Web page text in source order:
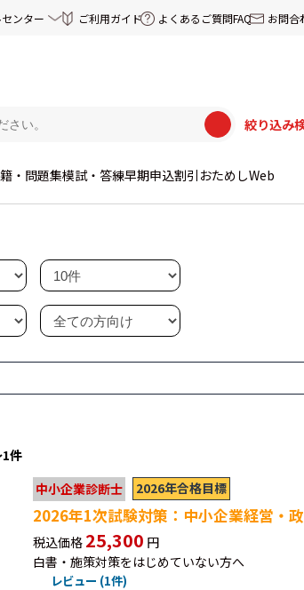
ンター ご利用ガイド よくあるご質問FAQ お問合
絞り込み
・問題集模試・答練早期申込割引 おためしWeb
件
中小企業診断士 2026年合格目標
2026年1次試験対策：中小企業経営・
税込価格 25,300 円
白書・施策対策をはじめていない方へ
レビュー (1件)